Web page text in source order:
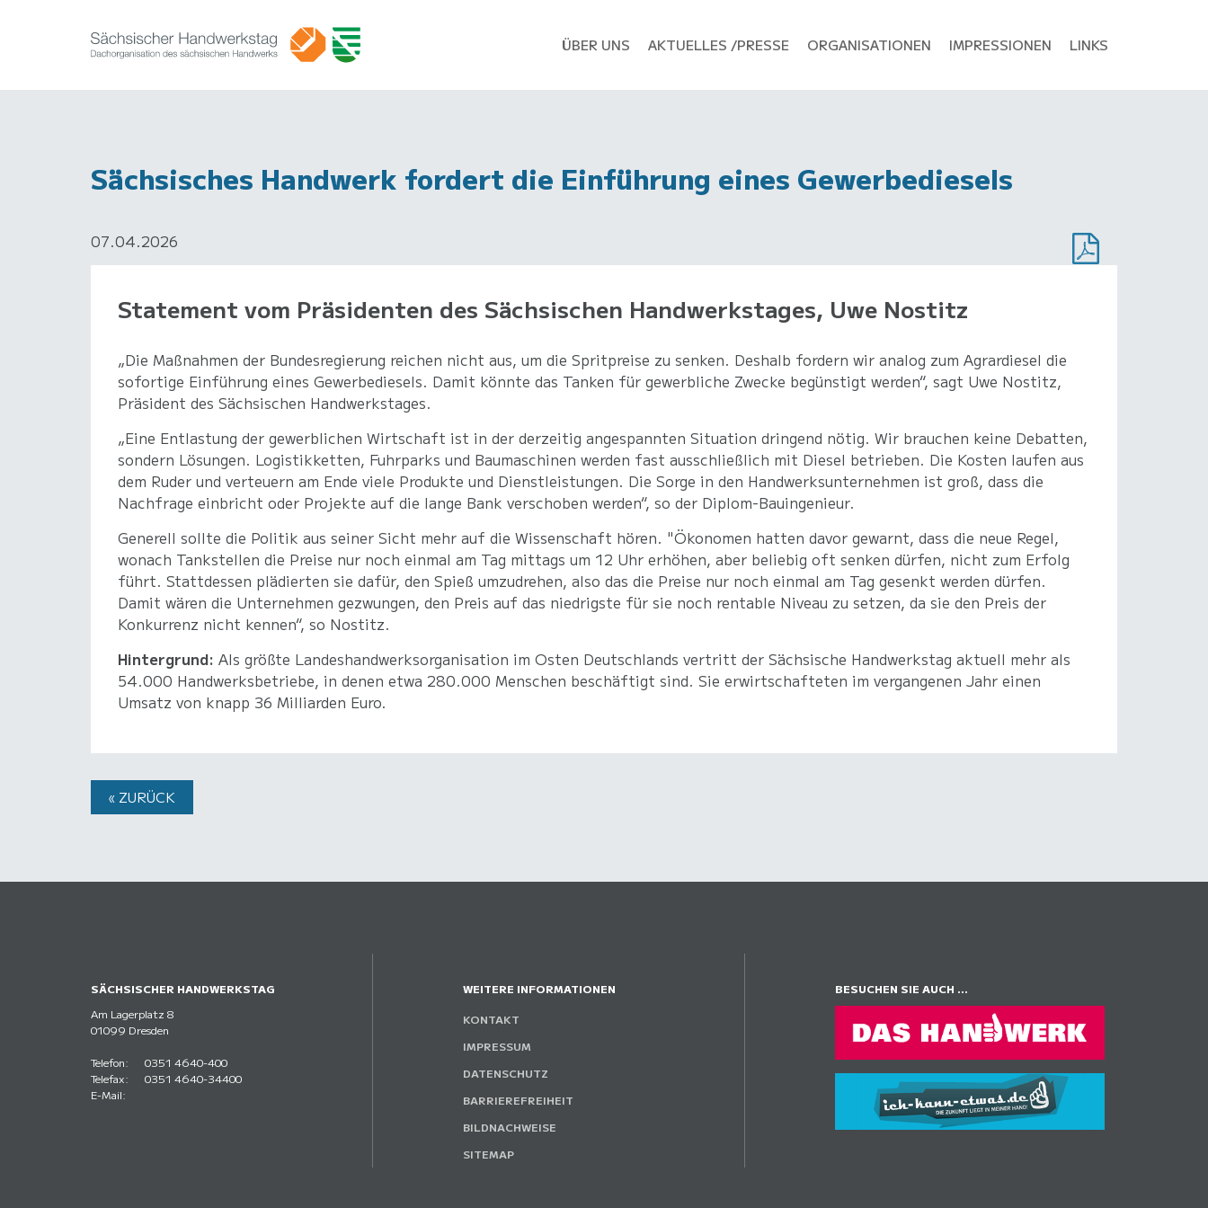
ÜBER UNS AKTUELLES /PRESSE ORGANISATIONEN IMPRESSIONEN LINKS
Sächsisches Handwerk fordert die Einführung eines Gewerbediesels
07.04.2026
Statement vom Präsidenten des Sächsischen Handwerkstages, Uwe Nostitz
„Die Maßnahmen der Bundesregierung reichen nicht aus, um die Spritpreise zu senken. Deshalb fordern wir analog zum Agrardiesel die
sofortige Einführung eines Gewerbediesels. Damit könnte das Tanken für gewerbliche Zwecke begünstigt werden“, sagt Uwe Nostitz,
Präsident des Sächsischen Handwerkstages.
„Eine Entlastung der gewerblichen Wirtschaft ist in der derzeitig angespannten Situation dringend nötig. Wir brauchen keine Debatten,
sondern Lösungen. Logistikketten, Fuhrparks und Baumaschinen werden fast ausschließlich mit Diesel betrieben. Die Kosten laufen aus
dem Ruder und verteuern am Ende viele Produkte und Dienstleistungen. Die Sorge in den Handwerksunternehmen ist groß, dass die
Nachfrage einbricht oder Projekte auf die lange Bank verschoben werden“, so der Diplom-Bauingenieur.
Generell sollte die Politik aus seiner Sicht mehr auf die Wissenschaft hören. "Ökonomen hatten davor gewarnt, dass die neue Regel,
wonach Tankstellen die Preise nur noch einmal am Tag mittags um 12 Uhr erhöhen, aber beliebig oft senken dürfen, nicht zum Erfolg
führt. Stattdessen plädierten sie dafür, den Spieß umzudrehen, also das die Preise nur noch einmal am Tag gesenkt werden dürfen.
Damit wären die Unternehmen gezwungen, den Preis auf das niedrigste für sie noch rentable Niveau zu setzen, da sie den Preis der
Konkurrenz nicht kennen“, so Nostitz.
Hintergrund: Als größte Landeshandwerksorganisation im Osten Deutschlands vertritt der Sächsische Handwerkstag aktuell mehr als
54.000 Handwerksbetriebe, in denen etwa 280.000 Menschen beschäftigt sind. Sie erwirtschafteten im vergangenen Jahr einen
Umsatz von knapp 36 Milliarden Euro.
« ZURÜCK
SÄCHSISCHER HANDWERKSTAG
Am Lagerplatz 8
01099 Dresden
Telefon:
0351 4640-400
Telefax:
0351 4640-34400
E-Mail:
WEITERE INFORMATIONEN
KONTAKT
IMPRESSUM
DATENSCHUTZ
BARRIEREFREIHEIT
BILDNACHWEISE
SITEMAP
BESUCHEN SIE AUCH ...